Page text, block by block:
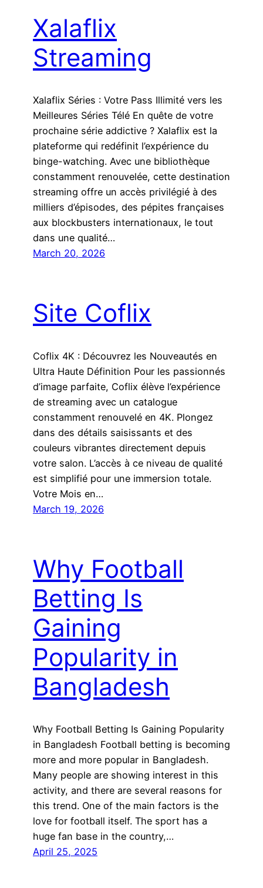
Xalaflix
Streaming
Xalaflix Séries : Votre Pass Illimité vers les
Meilleures Séries Télé En quête de votre
prochaine série addictive ? Xalaflix est la
plateforme qui redéfinit l’expérience du
binge-watching. Avec une bibliothèque
constamment renouvelée, cette destination
streaming offre un accès privilégié à des
milliers d’épisodes, des pépiteѕ françaises
aux blockbusters internationaux, le tout
dans une qualité…
March 20, 2026
Site Coflix
Coflix 4K : Découvrez les Nouveautés en
Ultra Haute Définition Pour les passionnés
d’image parfaite, Coflix élève l’expérience
de streaming avec un catalogue
constamment renouvelé en 4K. Plongez
dans des détails saisissants et des
couleurs vibrantes directement depuis
votre salon. L’accès à ce niveau de qualité
est simplifié pour une immersion totale.
Votre Mois en…
March 19, 2026
Why Football
Betting Is
Gaining
Popularity in
Bangladesh
Why Football Betting Is Gaining Popularity
in Bangladesh Football betting is becoming
more and more popular in Bangladesh.
Many people are showing interest in this
activity, and there are several reasons for
this trend. One of the main factors is the
love for football itself. The sport has a
huge fan base in the country,…
April 25, 2025